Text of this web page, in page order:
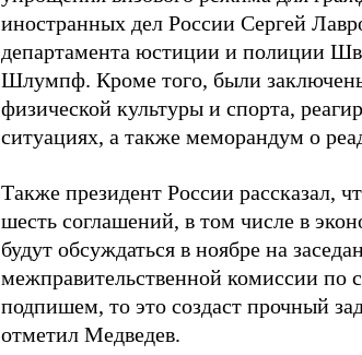
иностранных дел России Сергей
департамента юстиции и полиции
Шлумпф. Кроме того, были
физической культуры и спорта,
ситуациях, а также меморандум о
Также президент России рассказал,
шесть соглашений, в том числе в
будут обсуждаться в ноябре на
межправительственной комиссии по
подпишем, то это создаст прочный
отметил Медведев.